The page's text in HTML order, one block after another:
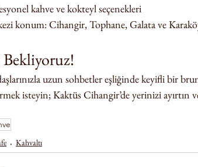
kahve ve kokteyl seçenekleri
konum: Cihangir, Tophane, Galata ve
Bekliyoruz!
uzun sohbetler eşliğinde keyifli bir
isteyin; Kaktüs Cihangir’de yerinizi
Kahvaltı